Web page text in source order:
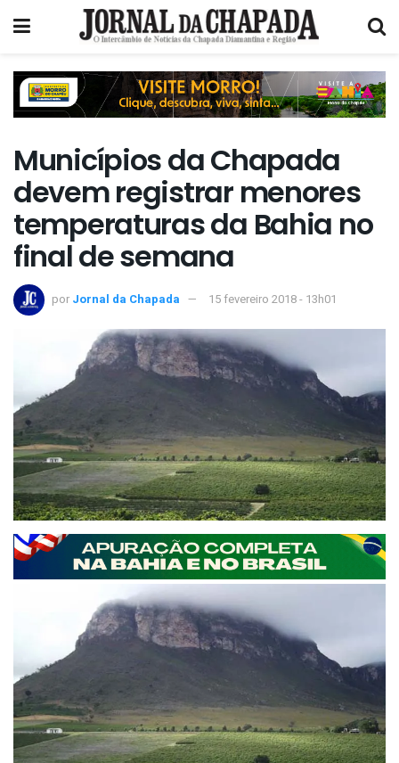
Municípios da Chapada
devem registrar menores
temperaturas da Bahia no
final de semana
por Jornal da Chapada 15 fevereiro 2018 - 13h01